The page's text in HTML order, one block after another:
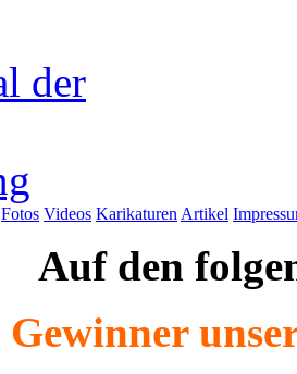
Fotos Videos Karikaturen Artikel
Auf den
Gewinner